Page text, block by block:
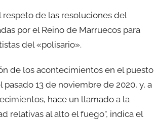
de las resoluciones del
por el Reino de Marruecos para
del «polisario».
de los acontecimientos en el puesto
13 de noviembre de 2020, y, a
hace un llamado a la
relativas al alto el fuego”, indica el